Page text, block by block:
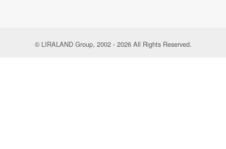
© LIRALAND Group, 2002 - 2026 All Rights Reserved.